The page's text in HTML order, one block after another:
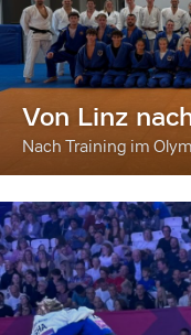
Von Linz
Nach Training im